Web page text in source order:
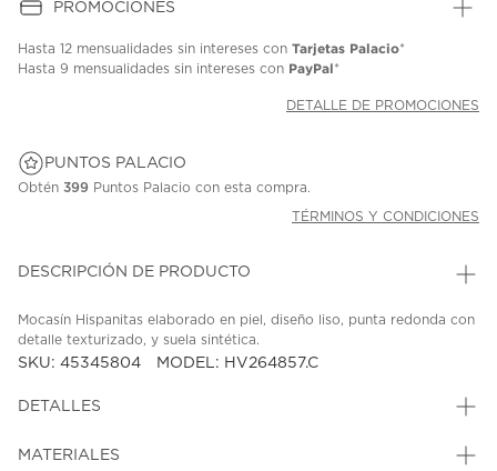
PROMOCIONES
Hasta 12 mensualidades sin intereses con Tarjetas Palacio*
Hasta 9 mensualidades sin intereses con PayPal*
DETALLE DE PROMOCIONES
PUNTOS PALACIO
Obtén 399 Puntos Palacio con esta compra.
TÉRMINOS Y CONDICIONES
DESCRIPCIÓN DE PRODUCTO
Mocasín Hispanitas elaborado en piel, diseño liso, punta redonda con
detalle texturizado, y suela sintética.
SKU: 45345804 MODEL: HV264857.C
DETALLES
MATERIALES